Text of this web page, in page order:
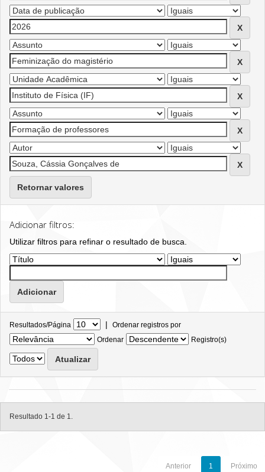
Retornar valores
Adicionar filtros:
Utilizar filtros para refinar o resultado de busca.
Resultados/Página | Ordenar registros por
Ordenar
Registro(s)
Resultado 1-1 de 1.
Anterior 1 Próximo